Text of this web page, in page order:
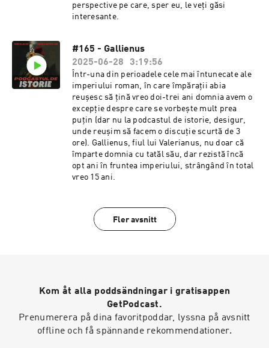
perspective pe care, sper eu, le veți găsi
interesante.
#165 - Gallienus
2025-06-28
3:19:56
Într-una din perioadele cele mai întunecate ale
imperiului roman, în care împărații abia
reușesc să țină vreo doi-trei ani domnia avem o
excepție despre care se vorbește mult prea
puțin (dar nu la podcastul de istorie, desigur,
unde reușim să facem o discuție scurtă de 3
ore). Gallienus, fiul lui Valerianus, nu doar că
împarte domnia cu tatăl său, dar rezistă încă
opt ani în fruntea imperiului, strângând în total
vreo 15 ani.
Fler avsnitt
Kom åt alla poddsändningar i gratisappen
GetPodcast.
Prenumerera på dina favoritpoddar, lyssna på avsnitt
offline och få spännande rekommendationer.